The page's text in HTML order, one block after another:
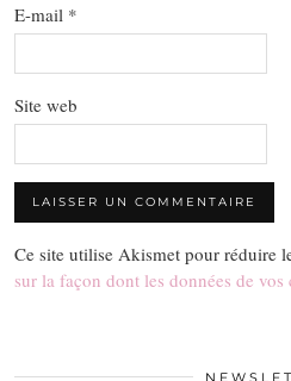
E-mail *
Site web
Ce site utilise Akismet pour réduire
sur la façon dont les données de